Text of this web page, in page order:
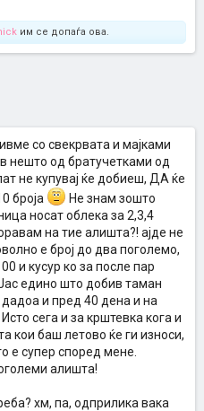
им се допаѓа ова.
со свекрвата и мајками
нешто од братучетками од
не купувај ќе добиеш, ДА ќе
броја
Не знам зошто
носат облека за 2,3,4
на тие алишта?! ајде не
е број до два поголемо,
и кусур ко за после пар
едино што добив таман
и пред 40 дена и на
сега и за крштевка кога и
кои баш летово ќе ги износи,
е супер според мене.
алишта!
хм, па, одприлика вака